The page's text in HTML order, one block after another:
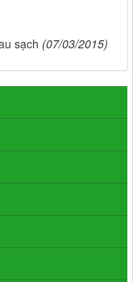
sạch (07/03/2015)